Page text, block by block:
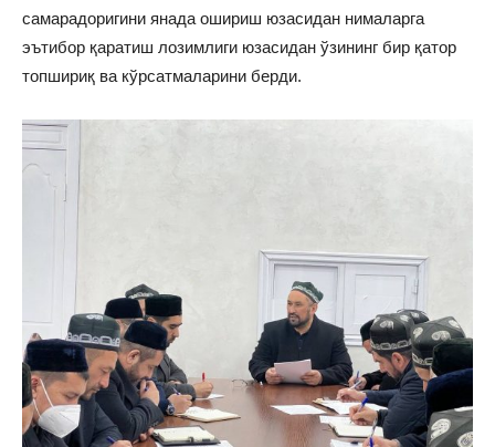
самарадоригини янада ошириш юзасидан нималарга
эътибор қаратиш лозимлиги юзасидан ўзининг бир қатор
топшириқ ва кўрсатмаларини берди.